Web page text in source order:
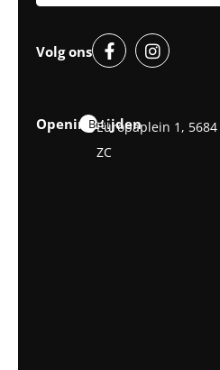
Volg ons
Openingstijden
Best
Europaplein 1, 5684
ZC